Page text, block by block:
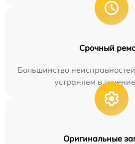
Срочный
Большинство
устраняем в
Оригинальные